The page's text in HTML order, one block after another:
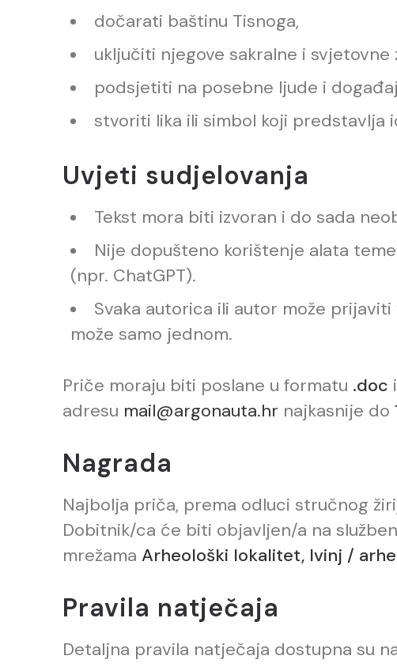
dočarati baštinu Tisnoga,
uključiti njegove sakralne i svjetovne
podsjetiti na posebne ljude i
stvoriti lika ili simbol koji predstavlja
Uvjeti sudjelovanja
Tekst mora biti izvoran i do sada
Nije dopušteno korištenje alata
(npr. ChatGPT).
Svaka autorica ili autor može
može samo jednom.
Priče moraju biti poslane u formatu .doc
adresu mail@argonauta.hr najkasnije do
Nagrada
Najbolja priča, prema odluci stručnog
Dobitnik/ca će biti objavljen/a na
mrežama Arheološki lokalitet, Ivinj /
Pravila natječaja
Detaljna pravila natječaja dostupna su